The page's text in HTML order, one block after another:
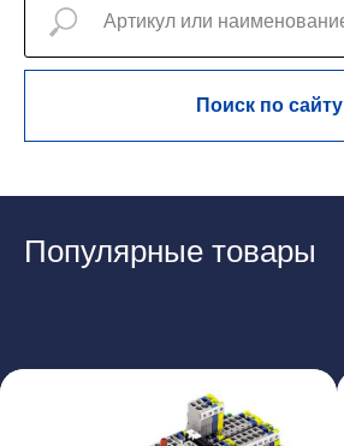
Поиск по сайту
Популярные товары